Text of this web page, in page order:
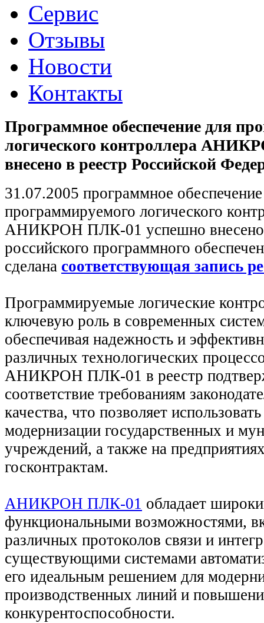
Сервис
Отзывы
Новости
Контакты
Программное обеспечение для
логического контроллера
внесено в реестр Российской
31.07.2005 программное
программируемого логического
АНИКРОН ПЛК-01 успешно внесено
российского программного
сделана соответствующая запись
Программируемые логические
ключевую роль в современных
обеспечивая надежность и
различных технологических
АНИКРОН ПЛК-01 в реестр
соответствие требованиям
качества, что позволяет
модернизации государственных и
учреждений, а также на
госконтрактам.
АНИКРОН ПЛК-01 обладает
функциональными возможностями,
различных протоколов связи и
существующими системами
его идеальным решением для
производственных линий и
конкурентоспособности.